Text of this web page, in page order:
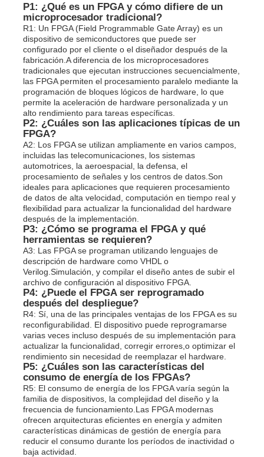
P1: ¿Qué es un FPGA y cómo difiere de un
microprocesador tradicional?
R1: Un FPGA (Field Programmable Gate Array) es un
dispositivo de semiconductores que puede ser
configurado por el cliente o el diseñador después de la
fabricación.A diferencia de los microprocesadores
tradicionales que ejecutan instrucciones secuencialmente,
las FPGA permiten el procesamiento paralelo mediante la
programación de bloques lógicos de hardware, lo que
permite la aceleración de hardware personalizada y un
alto rendimiento para tareas específicas.
P2: ¿Cuáles son las aplicaciones típicas de un
FPGA?
A2: Los FPGA se utilizan ampliamente en varios campos,
incluidas las telecomunicaciones, los sistemas
automotrices, la aeroespacial, la defensa, el
procesamiento de señales y los centros de datos.Son
ideales para aplicaciones que requieren procesamiento
de datos de alta velocidad, computación en tiempo real y
flexibilidad para actualizar la funcionalidad del hardware
después de la implementación.
P3: ¿Cómo se programa el FPGA y qué
herramientas se requieren?
A3: Las FPGA se programan utilizando lenguajes de
descripción de hardware como VHDL o
Verilog.Simulación, y compilar el diseño antes de subir el
archivo de configuración al dispositivo FPGA.
P4: ¿Puede el FPGA ser reprogramado
después del despliegue?
R4: Sí, una de las principales ventajas de los FPGA es su
reconfigurabilidad. El dispositivo puede reprogramarse
varias veces incluso después de su implementación para
actualizar la funcionalidad, corregir errores,o optimizar el
rendimiento sin necesidad de reemplazar el hardware.
P5: ¿Cuáles son las características del
consumo de energía de los FPGAs?
R5: El consumo de energía de los FPGA varía según la
familia de dispositivos, la complejidad del diseño y la
frecuencia de funcionamiento.Las FPGA modernas
ofrecen arquitecturas eficientes en energía y admiten
características dinámicas de gestión de energía para
reducir el consumo durante los períodos de inactividad o
baja actividad.